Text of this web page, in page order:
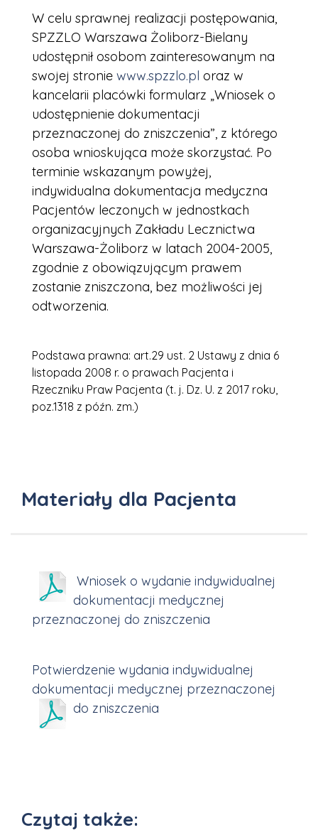
W celu sprawnej realizacji postępowania,
SPZZLO Warszawa Żoliborz-Bielany
udostępnił osobom zainteresowanym na
swojej stronie www.spzzlo.pl oraz w
kancelarii placówki formularz „Wniosek o
udostępnienie dokumentacji
przeznaczonej do zniszczenia”, z którego
osoba wnioskująca może skorzystać. Po
terminie wskazanym powyżej,
indywidualna dokumentacja medyczna
Pacjentów leczonych w jednostkach
organizacyjnych Zakładu Lecznictwa
Warszawa-Żoliborz w latach 2004-2005,
zgodnie z obowiązującym prawem
zostanie zniszczona, bez możliwości jej
odtworzenia.
Podstawa prawna: art.29 ust. 2 Ustawy z dnia 6
listopada 2008 r. o prawach Pacjenta i
Rzeczniku Praw Pacjenta (t. j. Dz. U. z 2017 roku,
poz.1318 z późn. zm.)
Materiały dla Pacjenta
Wniosek o wydanie indywidualnej
dokumentacji medycznej
przeznaczonej do zniszczenia
Potwierdzenie wydania indywidualnej
dokumentacji medycznej przeznaczonej
do zniszczenia
Czytaj także: